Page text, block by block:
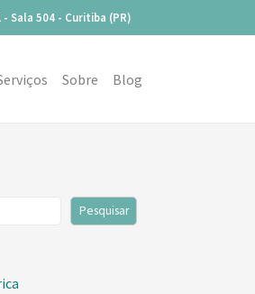
Sala 504 - Curitiba (PR)
Sobre Blog
Pesquisar